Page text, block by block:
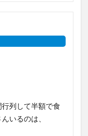
列して半額で食
いるのは、